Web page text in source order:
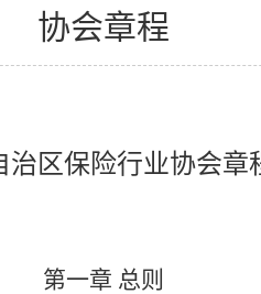
协会章程
治区保险行业协会章
第一章 总则